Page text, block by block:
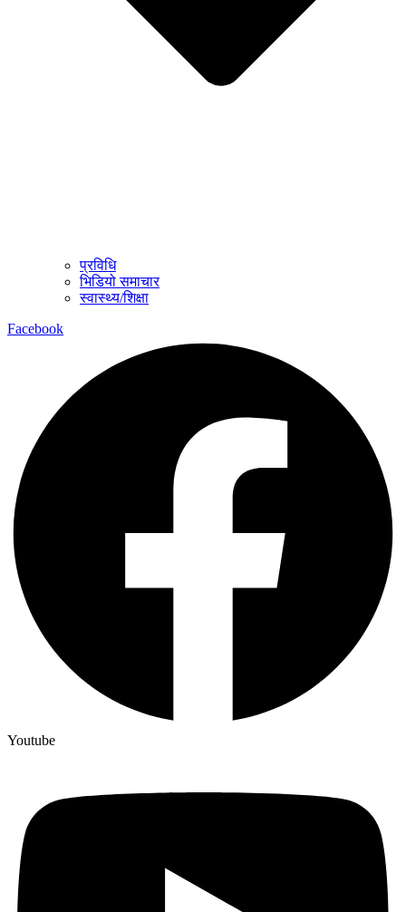
प्रविधि
भिडियो समाचार
स्वास्थ्य/शिक्षा
Facebook
Youtube